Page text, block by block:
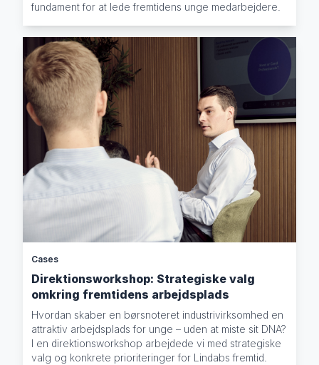
fundament for at lede fremtidens unge medarbejdere.
Cases
Direktionsworkshop: Strategiske valg
omkring fremtidens arbejdsplads
Hvordan skaber en børsnoteret industrivirksomhed en
attraktiv arbejdsplads for unge – uden at miste sit DNA?
I en direktionsworkshop arbejdede vi med strategiske
valg og konkrete prioriteringer for Lindabs fremtid.